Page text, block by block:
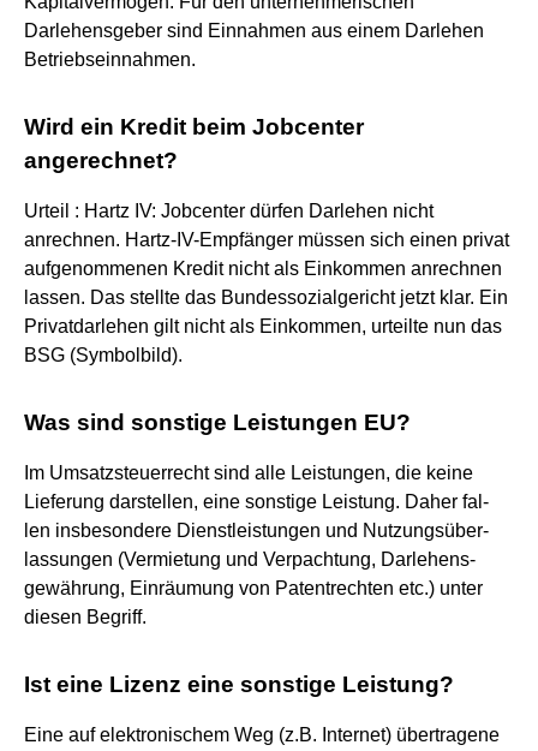
Darlehensgeber sind Einnahmen aus einem Darlehen
Betriebseinnahmen.
Wird ein Kredit beim Jobcenter
angerechnet?
Urteil : Hartz IV: Jobcenter dürfen Darlehen nicht
anrechnen. Hartz-IV-Empfänger müssen sich einen privat
aufgenommenen Kredit nicht als Einkommen anrechnen
lassen. Das stellte das Bundessozialgericht jetzt klar. Ein
Privatdarlehen gilt nicht als Einkommen, urteilte nun das
BSG (Symbolbild).
Was sind sonstige Leistungen EU?
Im Umsatzsteuerrecht sind alle Leistungen, die keine
Lieferung darstellen, eine sonstige Leistung. Daher fal-
len insbesondere Dienstleistungen und Nutzungsüber-
lassungen (Vermietung und Verpachtung, Darlehens-
gewährung, Einräumung von Patentrechten etc.) unter
diesen Begriff.
Ist eine Lizenz eine sonstige Leistung?
Eine auf elektronischem Weg (z.B. Internet) übertragene